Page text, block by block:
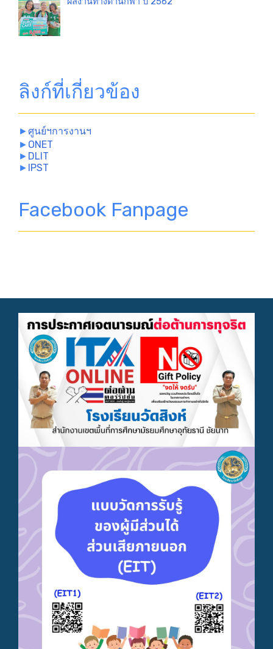
ลิงก์ที่เกี่ยวข้อง
►ศูนย์ฯการงานฯ
► ONET
► DLIT
► IPST
Facebook Fanpage